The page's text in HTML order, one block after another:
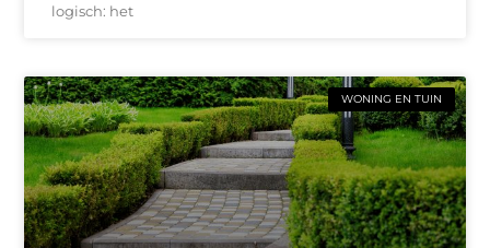
logisch: het
WONING EN TUIN